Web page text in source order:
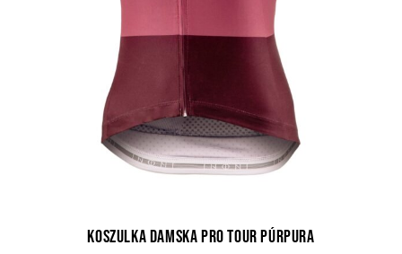
Koszulka Damska Pro Tour Púrpura